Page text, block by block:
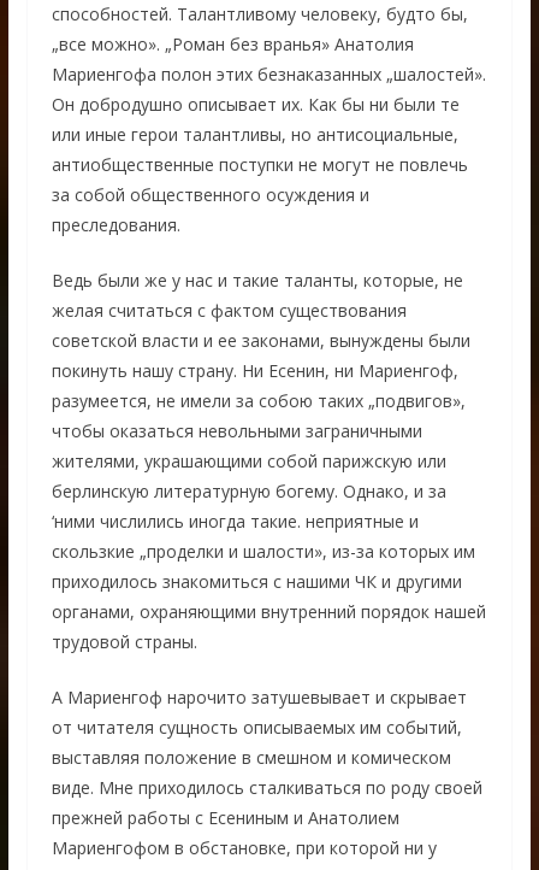
способностей. Талантливому человеку, будто бы,
„все можно». „Роман без вранья» Анатолия
Мариенгофа полон этих безнаказанных „шалостей».
Он добродушно описывает их. Как бы ни были те
или иные герои талантливы, но антисоциальные,
антиобщественные поступки не могут не повлечь
за собой общественного осуждения и
преследования.
Ведь были же у нас и такие таланты, которые, не
желая считаться с фактом существования
советской власти и ее законами, вынуждены были
покинуть нашу страну. Ни Есенин, ни Мариенгоф,
разумеется, не имели за собою таких „подвигов»,
чтобы оказаться невольными заграничными
жителями, украшающими собой парижскую или
берлинскую литературную богему. Однако, и за
‘ними числились иногда такие. неприятные и
скользкие „проделки и шалости», из-за которых им
приходилось знакомиться с нашими ЧК и другими
органами, охраняющими внутренний порядок нашей
трудовой страны.
А Мариенгоф нарочито затушевывает и скрывает
от читателя сущность описываемых им событий,
выставляя положение в смешном и комическом
виде. Мне приходилось сталкиваться по роду своей
прежней работы с Есениным и Анатолием
Мариенгофом в обстановке, при которой ни у